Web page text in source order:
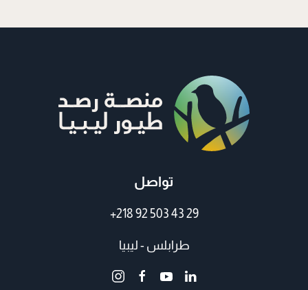
تواصل
+218 92 503 43 29
طرابلس - ليبيا